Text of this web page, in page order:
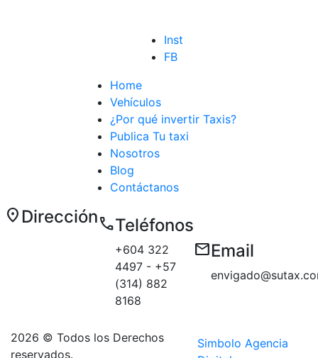
Inst
FB
Home
Vehículos
¿Por qué invertir Taxis?
Publica Tu taxi
Nosotros
Blog
Contáctanos
location_on DireccióncallTeléfonos
+604 322
4497 - +57
(314) 882
8168
emailEmail
2026 © Todos los Derechos
reservados.
Simbolo Agencia